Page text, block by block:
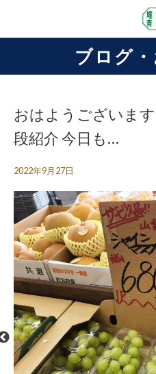
ブログ
おはようございま
段紹介 今日も…
2022年9月27日